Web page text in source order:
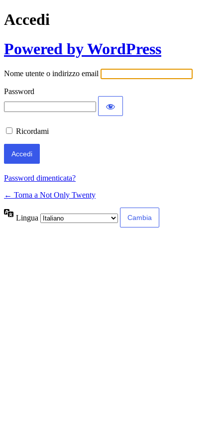
Accedi
Powered by WordPress
Nome utente o indirizzo email
Password
Ricordami
Password dimenticata?
← Torna a Not Only Twenty
Lingua